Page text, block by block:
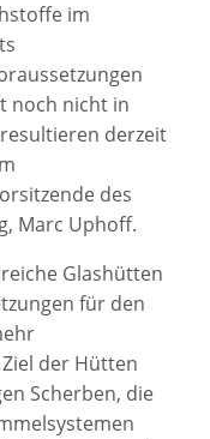
im
noch nicht in
derzeit
des
Marc Uphoff.
Glashütten
für den
der Hütten
Scherben, die